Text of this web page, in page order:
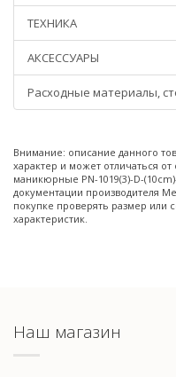
ТЕХНИКА
АКСЕССУАРЫ
Расходные материалы,
Внимание: описание данного
характер и может отличаться
маникюрные РN-1019(3)-D-
документации производителя
покупке проверять размер или
характеристик.
Наш магазин